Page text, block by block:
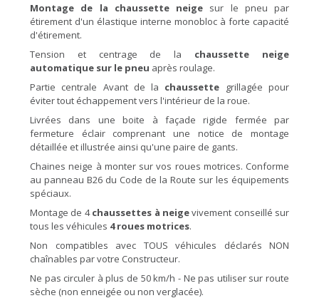
Montage de la chaussette neige sur le pneu par
étirement d'un élastique interne monobloc à forte capacité
d'étirement.
Tension et centrage de la chaussette neige
automatique sur le pneu après roulage.
Partie centrale Avant de la chaussette grillagée pour
éviter tout échappement vers l'intérieur de la roue.
Livrées dans une boite à façade rigide fermée par
fermeture éclair comprenant une notice de montage
détaillée et illustrée ainsi qu'une paire de gants.
Chaines neige à monter sur vos roues motrices. Conforme
au panneau B26 du Code de la Route sur les équipements
spéciaux.
Montage de 4chaussettes à neigevivement conseillé sur
tous les véhicules 4 roues motrices.
Non compatibles avec TOUS véhicules déclarés NON
chaînables par votre Constructeur.
Ne pas circuler à plus de 50 km/h - Ne pas utiliser sur route
sèche (non enneigée ou non verglacée).